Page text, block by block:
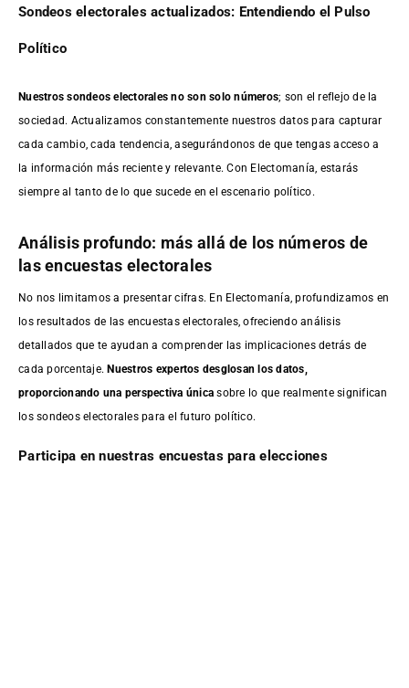
Sondeos electorales actualizados: Entendiendo el Pulso
Político
Nuestros sondeos electorales no son solo números; son el reflejo de la
sociedad. Actualizamos constantemente nuestros datos para capturar
cada cambio, cada tendencia, asegurándonos de que tengas acceso a
la información más reciente y relevante. Con Electomanía, estarás
siempre al tanto de lo que sucede en el escenario político.
Análisis profundo: más allá de los números de
las encuestas electorales
No nos limitamos a presentar cifras. En Electomanía, profundizamos en
los resultados de las encuestas electorales, ofreciendo análisis
detallados que te ayudan a comprender las implicaciones detrás de
cada porcentaje.Nuestros expertos desglosan los datos,
proporcionando una perspectiva única sobre lo que realmente significan
los sondeos electorales para el futuro político.
Participa en nuestras encuestas para elecciones